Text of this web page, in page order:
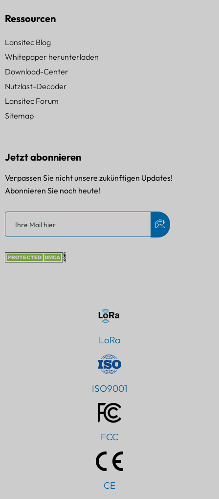
Ressourcen
Lansitec Blog
Whitepaper herunterladen
Download-Center
Nutzlast-Decoder
Lansitec Forum
Sitemap
Jetzt abonnieren
Verpassen Sie nicht unsere zukünftigen Updates!
Abonnieren Sie noch heute!
LoRa
ISO9001
FCC
CE